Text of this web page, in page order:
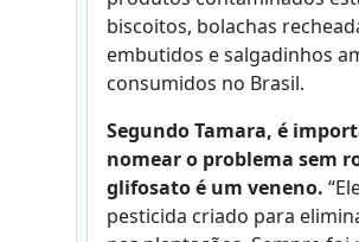
biscoitos, bolachas
embutidos e salgadinhos
consumidos no Brasil.
Segundo Tamara, é
nomear o problema sem
glifosato é um veneno.
pesticida criado para